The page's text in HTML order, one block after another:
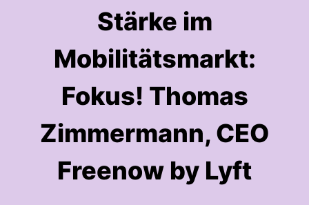
Stärke im
Mobilitätsmarkt:
Fokus! Thomas
Zimmermann, CEO
Freenow by Lyft